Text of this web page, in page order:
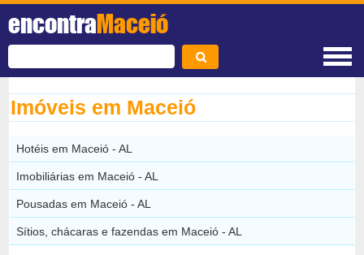
encontraMaceió
Imóveis em Maceió
Hotéis em Maceió - AL
Imobiliárias em Maceió - AL
Pousadas em Maceió - AL
Sítios, chácaras e fazendas em Maceió - AL